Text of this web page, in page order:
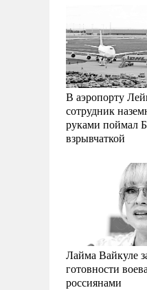
В аэропорту
сотрудник
руками поймал
взрывчаткой
Лайма Вайкуле
готовности
россиянами